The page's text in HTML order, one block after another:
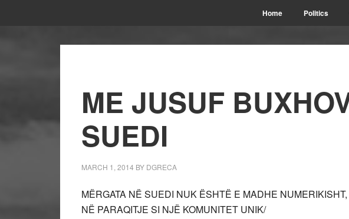
Home Politics
ME JUSUF
SUEDI
MARCH 1, 2014 BY DGRECA
MËRGATA NË SUEDI NUK ËSHTË E MADHE
NË PARAQITJE SI NJË KOMUNITET UNIK/